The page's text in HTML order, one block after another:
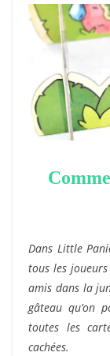
Dans Little
tous les
amis dans la
gâteau qu’on
toutes les
cachées.